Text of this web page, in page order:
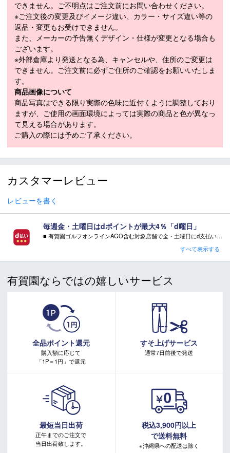
ールピローが、足をしっかりホールドします。
機能詳細
・快適フィットのSkechers Hands Free Slip-ins（スケッチャーズ
ハンズフリー スリップインズ）
・Heel Pillow（ヒールピロー）で足をしっかり固定
・HYPER BURST PRO（ハイパーバーストプロ）の高い反応性、
軽量、優れた耐久性、弾力性を備えたインソール
・リサイクル素材を最低10％使用した、軽量で弾力性とクッショ
ン性を備えたECO FLIGHT（エコフライト）
デザイン詳細
・しなやかなメッシュと保護用のTPUのオーバーレイアッパーに調
・スパイクレストラクションアウトソール
・クリートは約0.64cm（0.25インチ）以上
・ヒールの高さは約4.5cm（1.75インチ）
・Skechers Performance（スケッチャーズ パフォーマンス）ロゴ
のディテール
甲：合成繊維 底：合成底
取り扱いサイズ
22.5-24.5cm
シューズ幅
ノーマル
商品在庫につきまして
在庫管理システム連動により、当店が運営する複数ショッピ
ングサイトと共有の設定になっております。
数分間隔での在庫情報更新になりますのでご注文のタイミン
グによりましては、設定に誤差が生じる場合があります。
できません。ご不明点はご注文前にお問い合わせください。
※ご注文後の変更及びイメージ違い、カラー・サイズ違い等の
返品・変更もお受けできません。
また、メーカーの予告無くデザイン・仕様が変更となる場合も
ございます。
※外部倉庫より発送となる為、キャンセルや、住所のご変更は
できません。ご注文前に必ずご住所のご確認をお願いいたしま
す。
商品画像について
商品写真はできる限り実際の色味に近付くように調整しており
ますが、ご使用の画面環境によっては実際の商品と色が異なっ
て見える場合があります。
ご購入の際には予めご了承ください。
カスタマーレビュー
レビューを書く
毎週金・土曜日はdポイントが最大4％「d曜日」
■ 有賀園ゴルフオンラインAGO含む対象店舗で金・土曜日にd支払いをすると
■ キャンペーン期間：毎週 金・土曜日 AM 0:00 - PM 23:59
注意事項：
・有賀園ポイントの獲得には別途ログイン/新規登録が必要です。
・本特典は予告なく変更・中止させて頂く場合があります。
・本キャンペーンの特典を受ける場合、ドコモ専用ページでエントリーが必要です。
詳しくはこちらをご確認ください。
キャンペーンページ
すべて表示する
有賀園ならではの嬉しいサービス
全品ポイント還元
購入額に応じて
「1P＝1円」で還元
すそ上げサービス
通常7日前後で発送
最短当日出荷
正午までのご注文で
当日出荷致します。
税込3,900円以上
で送料無料
※沖縄県への配送は除く